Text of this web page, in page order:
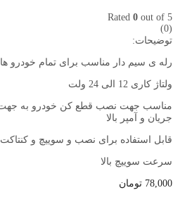
Rated 0 out of 5
(0)
توضیحات:
رله ی سیم دار مناسب برای تمام خودرو ها
ولتاژ کاری 12 الی 24 ولت
مناسب جهت نصب قطع کن خودرو به
جریان و آمپر بالا
قابل استفاده برای نصب و سوییچ و کنتاکت
سرعت سوییچ بالا
78,000 تومان